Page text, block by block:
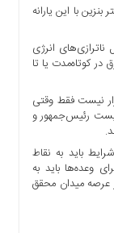
مصرف ۱۵۰ میلیون لیتر بنزین با این یارانه
انرژی
کوتاه‌مدت یا تا
نیست فقط وقتی
رئیس‌جمهور و
باید به نقاط
وعده‌ها باید به
عرصه میدان محقق